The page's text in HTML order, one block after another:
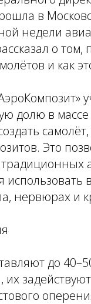
в
недели
о
и как
долю в
Это
нервюрах и
до
их